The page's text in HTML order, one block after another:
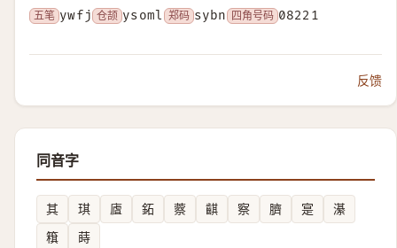
五笔 ywfj 仓颉 ysoml 郑码 sybn 四角号码 08221
反馈
同音字
其 琪 㢒 鉐 䕓 䶞 察 臍 寔
濝
簯
蒔